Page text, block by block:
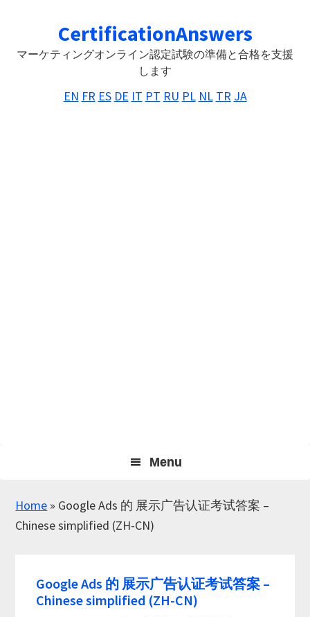
primary
main
primary
CertificationAnswers
マーケティングオンライン認定試験の準備と合格を支援
します
EN FR ES DE IT PT RU PL NL TR JA
Menu
Home » Google Ads 的 展示广告认证考试答案 –
Chinese simplified (ZH-CN)
Google Ads 的 展示广告认证考试答案 –
Chinese simplified (ZH-CN)